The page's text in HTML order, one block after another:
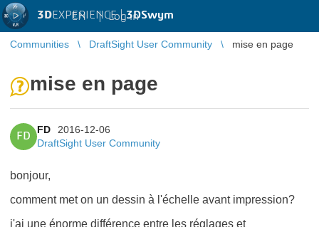
3DEXPERIENCE |3DSwym
EN | Log in
Communities DraftSight User Community mise en page
mise en page
FD
FD
2016-12-06
DraftSight User Community
bonjour,
comment met on un dessin à l'échelle avant impression?
j'ai une énorme différence entre les réglages et